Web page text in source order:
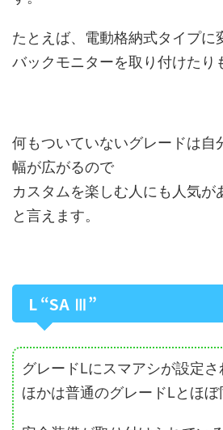
たとえば、電動格納式タイプに
バックモニターを取り付けたり
何もついていないグレードは自
幅が広がるので
カスタムを楽しむ人にも人気が
と言えます。
L “SA Ⅲ”
グレードLにスマアシが設定
ほかは普通のグレードLとほぼ